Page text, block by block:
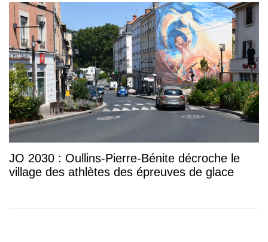
JO 2030 : Oullins-Pierre-Bénite décroche le
village des athlètes des épreuves de glace